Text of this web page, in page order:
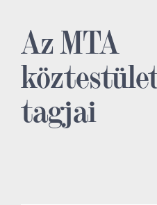
Az MTA
tagjai